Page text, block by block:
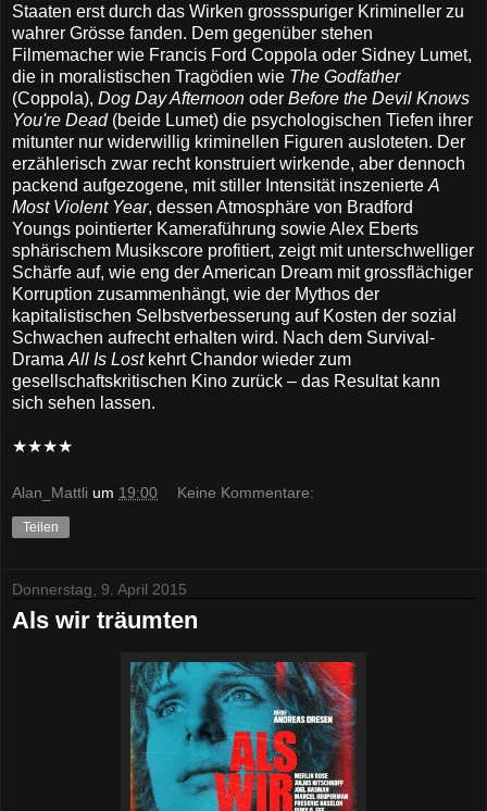
Staaten erst durch das Wirken grossspuriger Krimineller zu
wahrer Grösse fanden. Dem gegenüber stehen
Filmemacher wie Francis Ford Coppola oder Sidney Lumet,
die in moralistischen Tragödien wie The Godfather
(Coppola), Dog Day Afternoon oder Before the Devil Knows
You're Dead(beide Lumet) die psychologischen Tiefen ihrer
mitunter nur widerwillig kriminellen Figuren ausloteten. Der
erzählerisch zwar recht konstruiert wirkende, aber dennoch
packend aufgezogene, mit stiller Intensität inszenierte A
Most Violent Year, dessen Atmosphäre von Bradford
Youngs pointierter Kameraführung sowie Alex Eberts
sphärischem Musikscore profitiert, zeigt mit unterschwelliger
Schärfe auf, wie eng der American Dream mit grossflächiger
Korruption zusammenhängt, wie der Mythos der
kapitalistischen Selbstverbesserung auf Kosten der sozial
Schwachen aufrecht erhalten wird. Nach dem Survival-
Drama All Is Lostkehrt Chandor wieder zum
gesellschaftskritischen Kino zurück – das Resultat kann
sich sehen lassen.
★★★★
Alan_Mattli um 19:00 Keine Kommentare:
Teilen
Donnerstag, 9. April 2015
Als wir träumten